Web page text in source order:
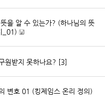
을 알 수 있는가? (하나님의 뜻
_01)
[
일
]
원받지 못하나요? [3]
변호 01 (킹제임스 온리 정의)